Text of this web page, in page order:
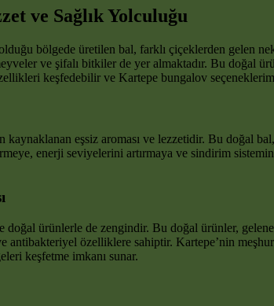
ve Sağlık Yolculuğu
bölgede üretilen bal, farklı çiçeklerden gelen
ve şifalı bitkiler de yer almaktadır. Bu doğal
keşfedebilir ve Kartepe bungalov
eşsiz aroması ve lezzetidir. Bu doğal
enerji seviyelerini artırmaya ve sindirim
ürünlerle de zengindir. Bu doğal ürünler,
antibakteriyel özelliklere sahiptir. Kartepe’nin
keşfetme imkanı sunar.